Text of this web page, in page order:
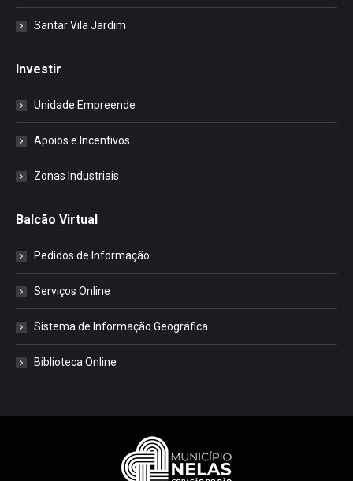
Santar Vila Jardim
Investir
Unidade Empreende
Apoios e Incentivos
Zonas Industriais
Balcão Virtual
Pedidos de Informação
Serviços Online
Sistema de Informação Geográfica
Biblioteca Online